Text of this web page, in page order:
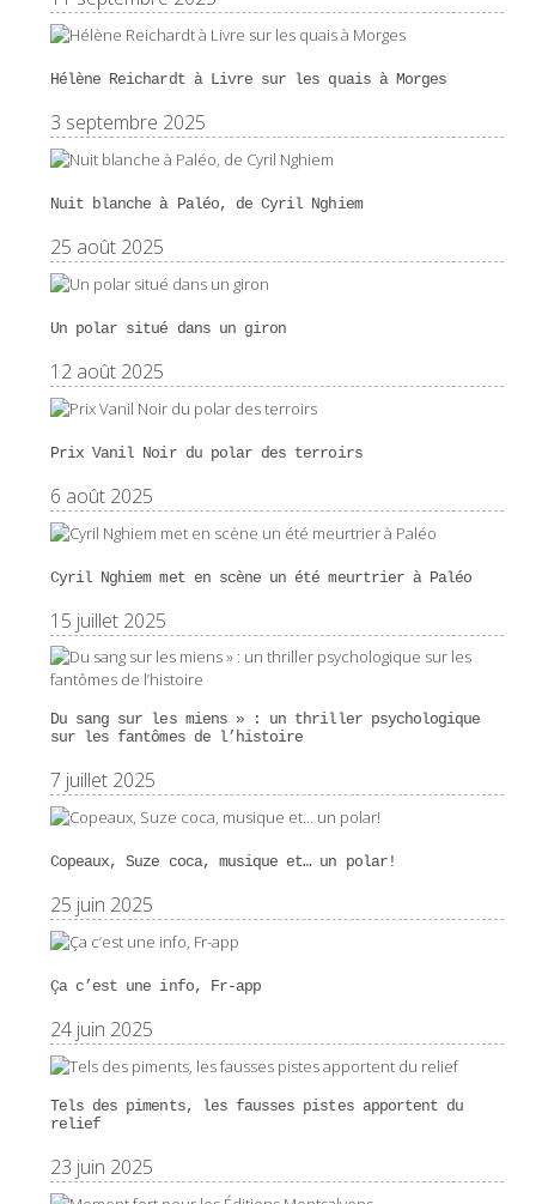
Hélène Reichardt à Livre sur les quais à Morges
3 septembre 2025
Nuit blanche à Paléo, de Cyril Nghiem
25 août 2025
Un polar situé dans un giron
12 août 2025
Prix Vanil Noir du polar des terroirs
6 août 2025
Cyril Nghiem met en scène un été meurtrier à Paléo
15 juillet 2025
Du sang sur les miens » : un thriller psychologique
sur les fantômes de l’histoire
7 juillet 2025
Copeaux, Suze coca, musique et… un polar!
25 juin 2025
Ça c’est une info, Fr-app
24 juin 2025
Tels des piments, les fausses pistes apportent du
relief
23 juin 2025